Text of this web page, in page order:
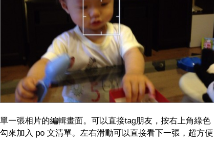
單一張相片的編輯畫面。可以直接tag朋友，按右上角綠色
勾來加入 po 文清單。左右滑動可以直接看下一張，超方便